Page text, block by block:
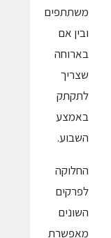
משתתפים
ובין אם
בארוחה
שצריך
לתקתק
באמצע
השבוע.
החלוקה
לפרקים
השונים
מאפשרת